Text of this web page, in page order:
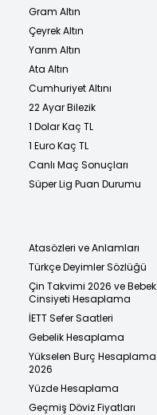
Gram Altın
Çeyrek Altın
Yarım Altın
Ata Altın
Cumhuriyet Altını
22 Ayar Bilezik
1 Dolar Kaç TL
1 Euro Kaç TL
Canlı Maç Sonuçları
Süper Lig Puan Durumu
Atasözleri ve Anlamları
Türkçe Deyimler Sözlüğü
Çin Takvimi 2026 ve Bebek
Cinsiyeti Hesaplama
İETT Sefer Saatleri
Gebelik Hesaplama
Yükselen Burç Hesaplama
2026
Yüzde Hesaplama
Geçmiş Döviz Fiyatları